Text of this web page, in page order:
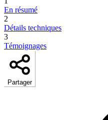
En résumé
2
Détails techniques
3
Témoignages
Partager